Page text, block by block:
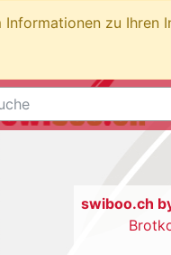
zu Ihren
swiboo.ch